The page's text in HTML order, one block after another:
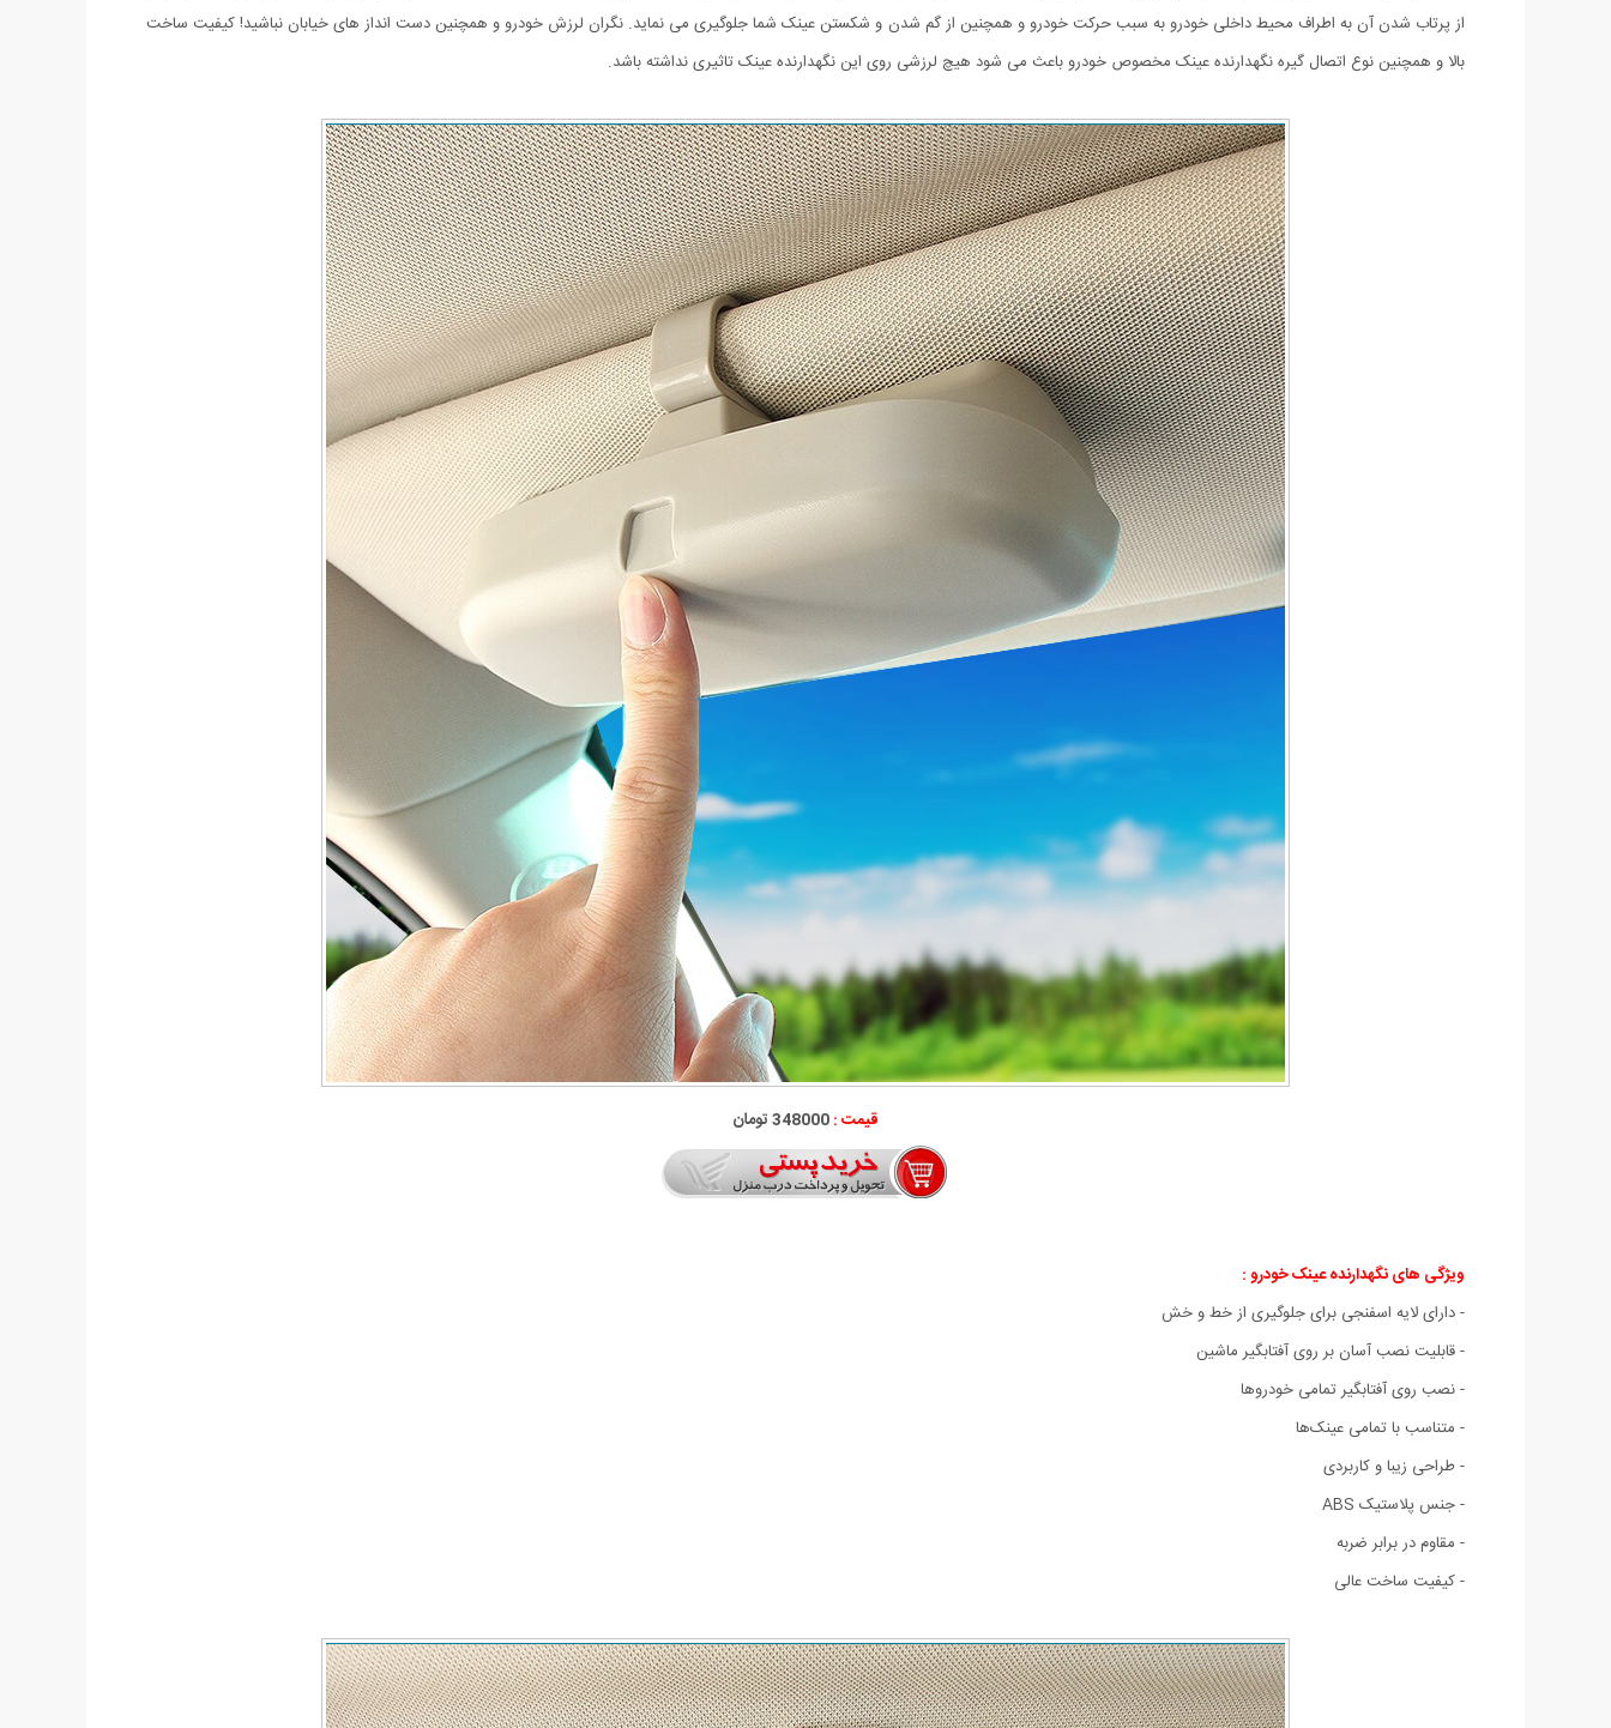
از پرتاب شدن آن به اطراف محیط داخلی خودرو به سبب حرکت خودرو و همچنین از گم شدن و شکستن عینک شما جلوگیری می نماید. نگران لرزش خودرو و همچنین دست انداز های خیابان نباشید! کیفیت ساخت
بالا و همچنین نوع اتصال گیره نگهدارنده عینک مخصوص خودرو باعث می شود هیچ لرزشی روی این نگهدارنده عینک تاثیری نداشته باشد.
قیمت :348000 تومان
ویژگی هاینگهدارنده عینک خودرو :
- دارای لایه اسفنجی برای جلوگیری از خط و خش
- قابلیت نصب آسان بر روی آفتابگیر ماشین
- نصب روی آفتابگیر تمامی خودروها
- متناسب با تمامی عینک‌ها
- طراحی زیبا و کاربردی
- جنس پلاستیک ABS
- مقاوم در برابر ضربه
- کیفیت ساخت عالی